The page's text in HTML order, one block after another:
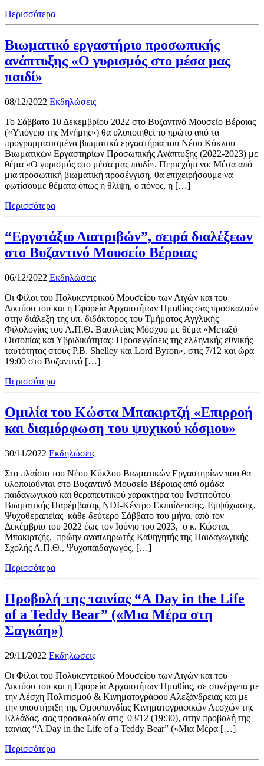
Περισσότερα
Βιωματικό εργαστήριο προσωπικής
ανάπτυξης «Ο γυρισμός στο μέσα μας
παιδί»
08/12/2022 Εκδηλώσεις
Το Σάββατο 10 Δεκεμβρίου 2022 στο Βυζαντινό Μουσείο Βέροιας
(«Υπόγειο της Μνήμης») θα υλοποιηθεί το πρώτο από τα
προγραμματισμένα βιωματικά εργαστήρια του Νέου Κύκλου
Βιωματικών Εργαστηρίων Προσωπικής Ανάπτυξης (2022-2023) με
θέμα «Ο γυρισμός στο μέσα μας παιδί». Περιεχόμενο: Μέσα από
μια προσωπική βιωματική προσέγγιση, θα επιχειρήσουμε να
φωτίσουμε θέματα όπως η θλίψη, ο πόνος, η […]
Περισσότερα
“Εργοτάξιο Διατριβών”, σειρά διαλέξεων
στο Βυζαντινό Μουσείο Βέροιας
06/12/2022 Εκδηλώσεις
Οι Φίλοι του Πολυκεντρικού Μουσείου των Αιγών και του
Δικτύου του και η Εφορεία Αρχαιοτήτων Ημαθίας σας προσκαλούν
στην διάλεξη της υπ. διδάκτορος του Τμήματος Αγγλικής
Φιλολογίας του Α.Π.Θ. Βασιλείας Μόσχου με θέμα «Μεταξύ
Ουτοπίας και Υβριδικότητας: Προσεγγίσεις της ελληνικής εθνικής
ταυτότητας στους P.B. Shelley και Lord Byron», στις 7/12 και ώρα
19:00 στο Βυζαντινό […]
Περισσότερα
Ομιλία του Κώστα Μπακιρτζή «Επιρροή
και διαμόρφωση του ψυχικού κόσμου»
30/11/2022 Εκδηλώσεις
Στο πλαίσιο του Νέου Κύκλου Βιωματικών Εργαστηρίων που θα
υλοποιούνται στο Βυζαντινό Μουσείο Βέροιας από ομάδα
παιδαγωγικού και θεραπευτικού χαρακτήρα του Ινστιτούτου
Βιωματικής Παρέμβασης NDI-Κέντρο Εκπαίδευσης, Εμψύχωσης,
Ψυχοθεραπείας κάθε δεύτερο Σάββατο του μήνα, από τον
Δεκέμβριο του 2022 έως τον Ιούνιο του 2023, ο κ. Κώστας
Μπακιρτζής, πρώην αναπληρωτής Καθηγητής της Παιδαγωγικής
Σχολής Α.Π.Θ., Ψυχοπαιδαγωγός, […]
Περισσότερα
Προβολή της ταινίας “A Day in the Life
of a Teddy Bear” («Μια Μέρα στη
Σαγκάη»)
29/11/2022 Εκδηλώσεις
Οι Φίλοι του Πολυκεντρικού Μουσείου των Αιγών και του
Δικτύου του και η Εφορεία Αρχαιοτήτων Ημαθίας, σε συνέργεια με
την Λέσχη Πολιτισμού & Κινηματογράφου Αλεξάνδρειας και με
την υποστήριξη της Ομοσπονδίας Κινηματογραφικών Λεσχών της
Ελλάδας, σας προσκαλούν στις 03/12 (19:30), στην προβολή της
ταινίας “A Day in the Life of a Teddy Bear” («Μια Μέρα […]
Περισσότερα